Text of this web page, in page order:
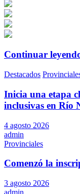
Continuar
Destacados
Inicia una etapa
inclusivas en Río
4 agosto 2026
admin
Provinciales
Comenzó la
3 agosto 2026
admin